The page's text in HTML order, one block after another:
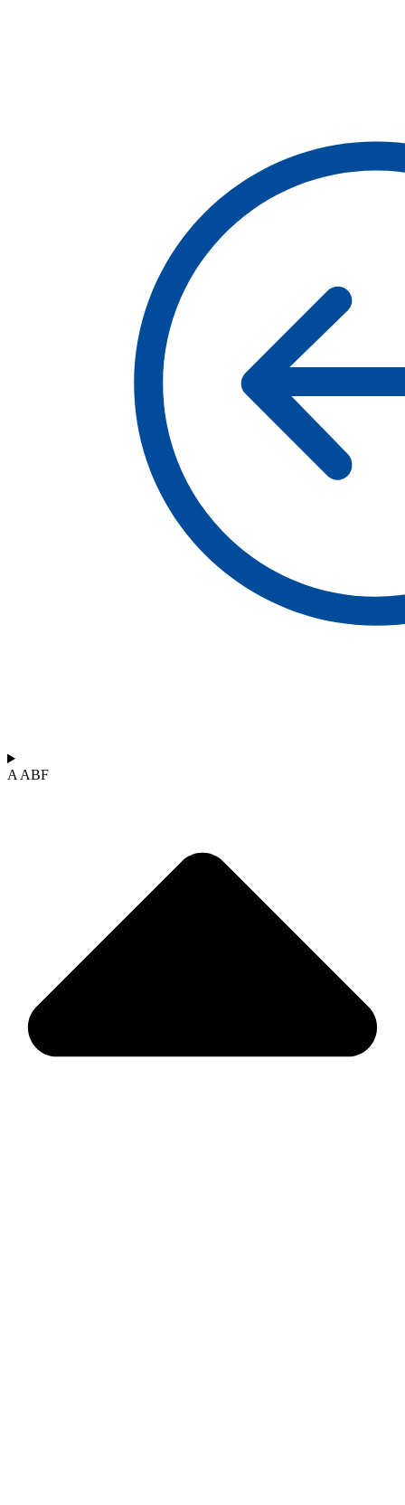
A ABF